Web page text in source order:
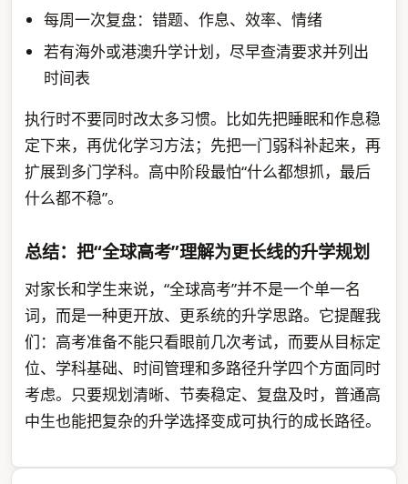
每周一次复盘：错题、作息、效率、情绪
若有海外或港澳升学计划，尽早查清要求并列出
时间表
执行时不要同时改太多习惯。比如先把睡眠和作息稳
定下来，再优化学习方法；先把一门弱科补起来，再
扩展到多门学科。高中阶段最怕“什么都想抓，最后
什么都不稳”。
总结：把“全球高考”理解为更长线的升学规划
对家长和学生来说，“全球高考”并不是一个单一名
词，而是一种更开放、更系统的升学思路。它提醒我
们：高考准备不能只看眼前几次考试，而要从目标定
位、学科基础、时间管理和多路径升学四个方面同时
考虑。只要规划清晰、节奏稳定、复盘及时，普通高
中生也能把复杂的升学选择变成可执行的成长路径。